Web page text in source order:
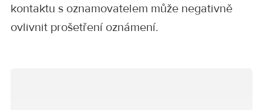
kontaktu s oznamovatelem může negativně
ovlivnit prošetření oznámení.